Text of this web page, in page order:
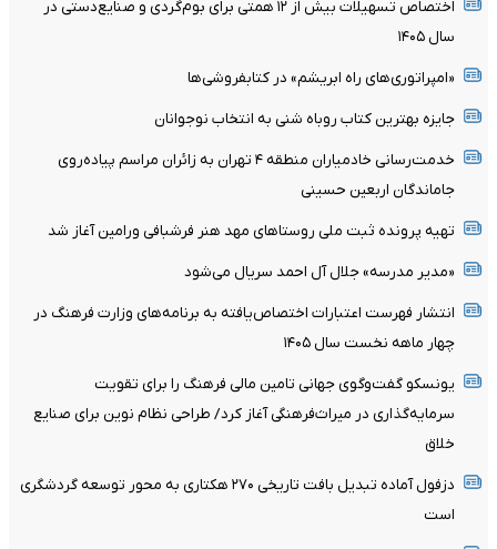
اختصاص تسهیلات بیش از ۱۲ همتی برای بوم‌گردی و صنایع‌دستی در
سال ۱۴۰۵
«امپراتوری‌های راه ابریشم» در کتابفروشی‌ها
جایزه بهترین کتاب روباه شنی به انتخاب نوجوانان
خدمت‌رسانی خادمیاران منطقه ۴ تهران به زائران مراسم پیاده‌روی
جاماندگان اربعین حسینی
تهیه پرونده ثبت ملی روستاهای مهد هنر فرشبافی ورامین آغاز شد
«مدیر مدرسه» جلال آل احمد سریال می‌شود
انتشار فهرست اعتبارات اختصاص‌یافته به برنامه‌های وزارت فرهنگ در
چهار ماهه نخست سال ۱۴۰۵
یونسکو گفت‌وگوی جهانی تامین مالی فرهنگ را برای تقویت
سرمایه‌گذاری در میراث‌فرهنگی آغاز کرد/ طراحی نظام نوین برای صنایع
خلاق
دزفول آماده تبدیل بافت تاریخی ۲۷۰ هکتاری به محور توسعه گردشگری
است